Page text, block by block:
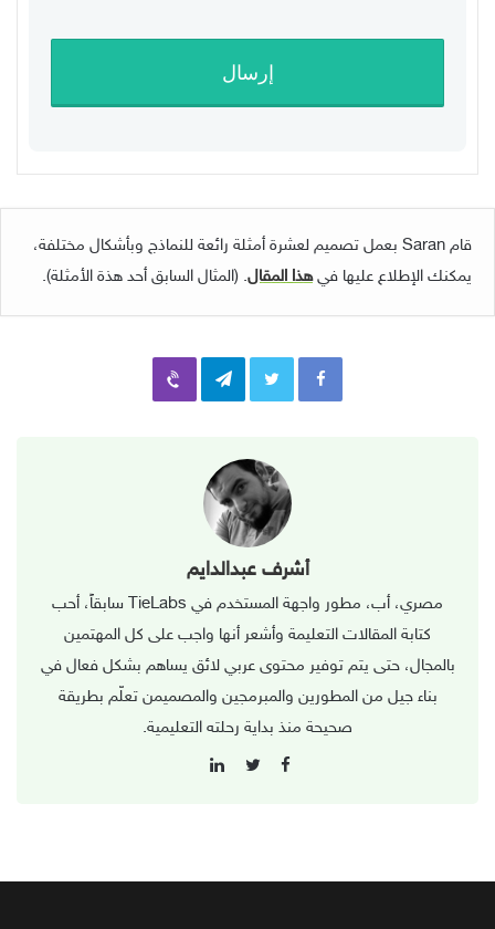
قام Saran بعمل تصميم لعشرة أمثلة رائعة للنماذج وبأشكال مختلفة،
يمكنك الإطلاع عليها فيهذا المقال. (المثال السابق أحد هذة الأمثلة).
Telegram
أشرف عبدالدايم
مصري، أب، مطور واجهة المستخدم في TieLabs سابقاً، أحب
كتابة المقالات التعليمة وأشعر أنها واجب على كل المهتمين
بالمجال، حتى يتم توفير محتوى عربي لائق يساهم بشكل فعال في
بناء جيل من المطورين والمبرمجين والمصميمن تعلّم بطريقة
صحيحة منذ بداية رحلته التعليمية.
F